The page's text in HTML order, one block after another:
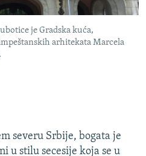
je Gradska kuća,
arhitekata Marcela
severu Srbije, bogata je
u stilu secesije koja se u